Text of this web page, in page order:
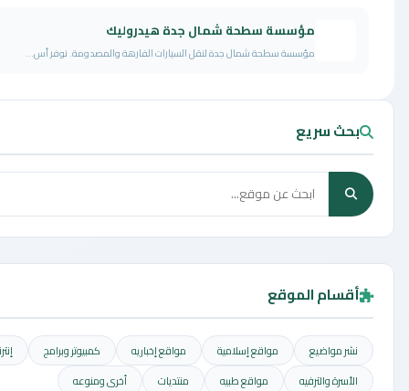
سطحة شمال جدة هيدروليك
سطحة شمال جدة لنقل السيارات الفارهة والمصدومة. نوفر أس...
مواقع إسلامية مواقع إخباريه كمبيوتر وبرامج
إنترنت وشبكات
مواقع طبيه منتديات أخرى ومنوعه